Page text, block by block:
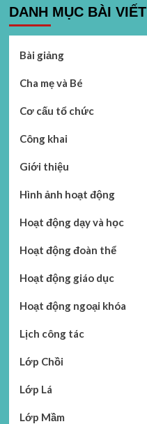
DANH MỤC BÀI VIẾT
Bài giảng
Cha mẹ và Bé
Cơ cấu tổ chức
Công khai
Giới thiệu
Hình ảnh hoạt động
Hoạt động dạy và học
Hoạt động đoàn thể
Hoạt động giáo dục
Hoạt động ngoại khóa
Lịch công tác
Lớp Chồi
Lớp Lá
Lớp Mầm